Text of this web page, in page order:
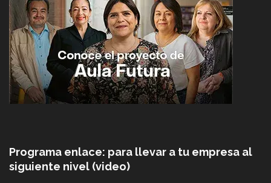
Programa enlace: para llevar a tu empresa al
siguiente nivel (video)